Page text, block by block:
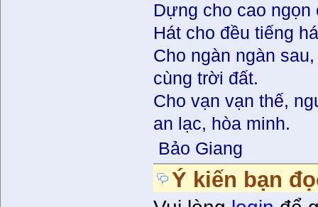
Dựng cho cao
Hát cho đều tiếng
Cho ngàn ngàn
cùng trời đất.
Cho vạn vạn thế,
an lạc, hòa minh.
Bảo Giang
Ý kiến bạn